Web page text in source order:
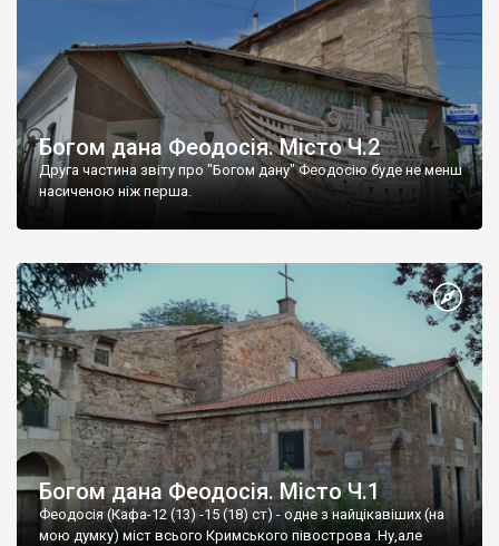
Богом дана Феодосія. Місто Ч.2
Друга частина звіту про "Богом дану" Феодосію буде не менш
насиченою ніж перша.
Богом дана Феодосія. Місто Ч.1
Феодосія (Кафа-12 (13) -15 (18) ст) - одне з найцікавіших (на
мою думку) міст всього Кримського півострова .Ну,але